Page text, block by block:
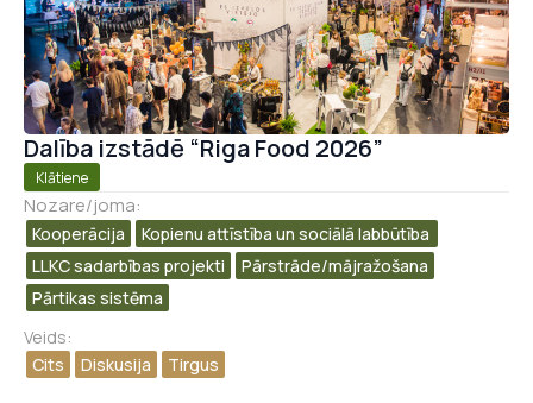
Dalība izstādē “Riga Food 2026”
Klātiene
Nozare/joma:
Kooperācija
Kopienu attīstība un sociālā labbūtība ​
LLKC sadarbības projekti
Pārstrāde/mājražošana​
Pārtikas sistēma
Veids:
Cits
Diskusija Tirgus